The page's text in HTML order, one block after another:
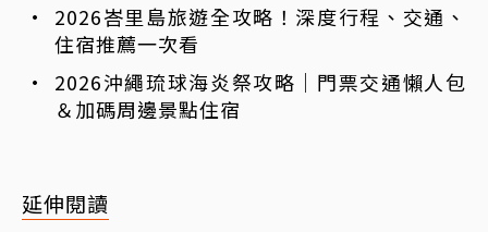
2026峇里島旅遊全攻略！深度行程、交通、
住宿推薦一次看
2026沖繩琉球海炎祭攻略｜門票交通懶人包
＆加碼周邊景點住宿
延伸閱讀